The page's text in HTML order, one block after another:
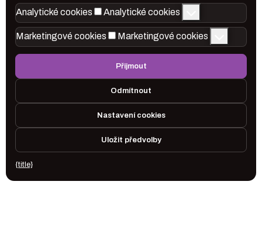
Analytické cookies Analytické cookies
Marketingové cookies Marketingové cookies
Přijmout
Odmítnout
Nastavení cookies
Uložit předvolby
{title}